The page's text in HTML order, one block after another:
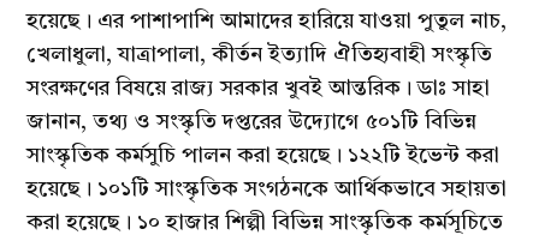
হয়েছে। এর পাশাপাশি আমাদের হারিয়ে যাওয়া পুতুল নাচ,
খেলাধুলা, যাত্রাপালা, কীর্তন ইত্যাদি ঐতিহ্যবাহী সংস্কৃতি
সংরক্ষণের বিষয়ে রাজ্য সরকার খুবই আন্তরিক। ডাঃ সাহা
জানান, তথ্য ও সংস্কৃতি দপ্তরের উদ্যোগে ৫০১টি বিভিন্ন
সাংস্কৃতিক কর্মসুচি পালন করা হয়েছে। ১২২টি ইভেন্ট করা
হয়েছে। ১০১টি সাংস্কৃতিক সংগঠনকে আর্থিকভাবে সহায়তা
করা হয়েছে। ১০ হাজার শিল্পী বিভিন্ন সাংস্কৃতিক কর্মসূচিতে